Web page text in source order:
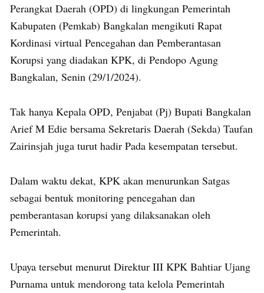
Perangkat Daerah (OPD) di lingkungan Pemerintah
Kabupaten (Pemkab) Bangkalan mengikuti Rapat
Kordinasi virtual Pencegahan dan Pemberantasan
Korupsi yang diadakan KPK, di Pendopo Agung
Bangkalan, Senin (29/1/2024).
Tak hanya Kepala OPD, Penjabat (Pj) Bupati Bangkalan
Arief M Edie bersama Sekretaris Daerah (Sekda) Taufan
Zairinsjah juga turut hadir Pada kesempatan tersebut.
Dalam waktu dekat, KPK akan menurunkan Satgas
sebagai bentuk monitoring pencegahan dan
pemberantasan korupsi yang dilaksanakan oleh
Pemerintah.
Upaya tersebut menurut Direktur III KPK Bahtiar Ujang
Purnama untuk mendorong tata kelola Pemerintah